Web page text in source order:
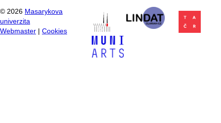
© 2026 Masarykova
univerzita
Webmaster
Cookies